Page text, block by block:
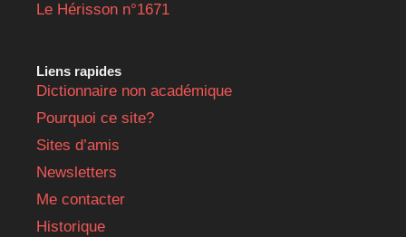
Le Hérisson n°1671
Liens rapides
Dictionnaire non académique
Pourquoi ce site?
Sites d’amis
Newsletters
Me contacter
Historique